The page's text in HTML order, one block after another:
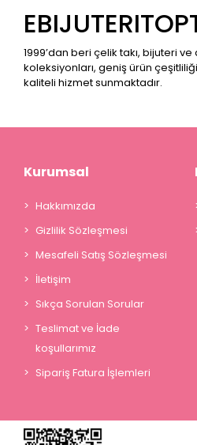
1999’dan beri çelik takı, bijuteri
koleksiyonları, geniş ürün
kaliteli hizmet sunmaktadır.
Kurumsal
Hakkımızda
Gizlilik Sözleşmesi
Mesafeli Satış Sözleşmesi
İletişim
Sıkça Sorulan Sorular
Teslimat ve İade
koşullarımız
Sipariş Fatura İşlemleri